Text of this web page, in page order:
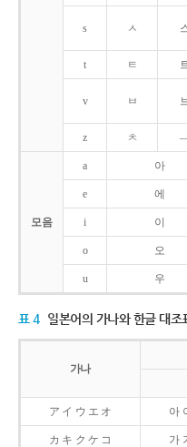
s ㅅ
t ㅌ
v ㅂ
z ㅊ
모음
a 아
e 에
i 이
o 오
u 우
표 4 일본어의 가나와 한글 대조
가나
ア イ ウ エ オ 아
カ キ ク ケ コ 가